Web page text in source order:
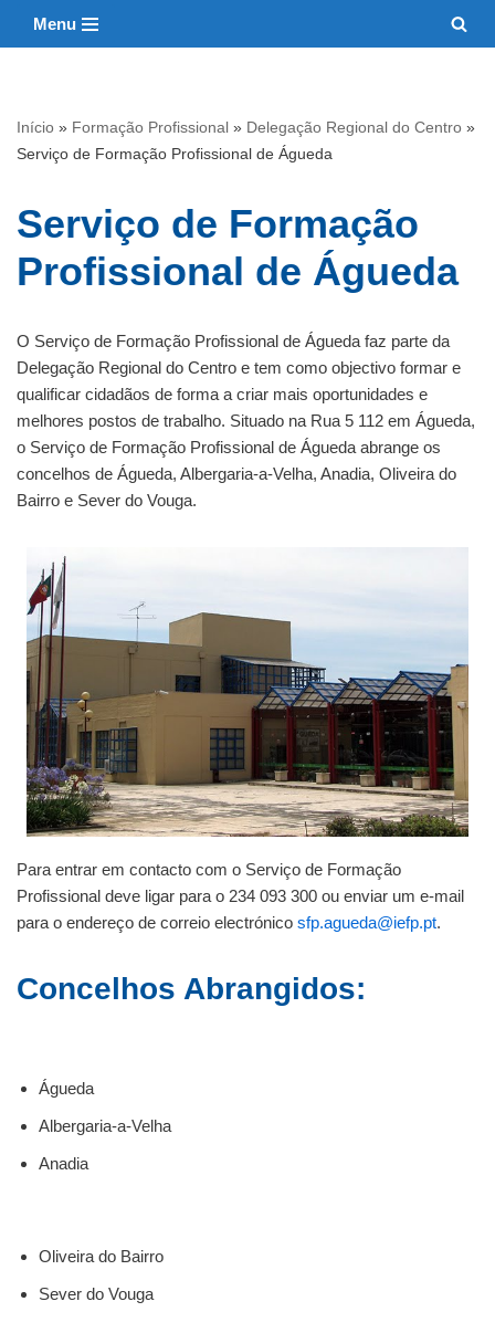
conteúdo
Menu
Início » Formação Profissional » Delegação Regional do Centro »
Serviço de Formação Profissional de Águeda
Serviço de Formação
Profissional de Águeda
O Serviço de Formação Profissional de Águeda faz parte da
Delegação Regional do Centro e tem como objectivo formar e
qualificar cidadãos de forma a criar mais oportunidades e
melhores postos de trabalho. Situado na Rua 5 112 em Águeda,
o Serviço de Formação Profissional de Águeda abrange os
concelhos de Águeda, Albergaria-a-Velha, Anadia, Oliveira do
Bairro e Sever do Vouga.
Para entrar em contacto com o Serviço de Formação
Profissional deve ligar para o 234 093 300 ou enviar um e-mail
para o endereço de correio electrónico sfp.agueda@iefp.pt.
Concelhos Abrangidos:
Águeda
Albergaria-a-Velha
Anadia
Oliveira do Bairro
Sever do Vouga